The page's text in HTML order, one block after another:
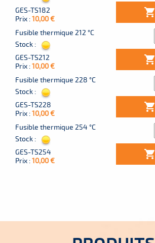
GES-TS182
Prix :10,00 €

Fusible thermique 212 °C
Stock :
GES-TS212
Prix :10,00 €

Fusible thermique 228 °C
Stock :
GES-TS228
Prix :10,00 €

Fusible thermique 254 °C
Stock :
GES-TS254
Prix :10,00 €
